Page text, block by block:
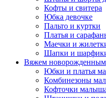
Кофты и свитера
Юбка девочке
Пальто и куртки
Платья и
Маечки и
Шапки и
Вяжем новорожденным
Юбки и платья
Комбинезоны
Кофточки